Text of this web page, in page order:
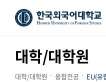
대학/대학원
대학/대학원 융합전공 EU(유